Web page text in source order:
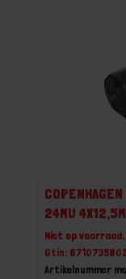
24MU 4X12,5M
Niet op
Gtin:
Artikelnummer